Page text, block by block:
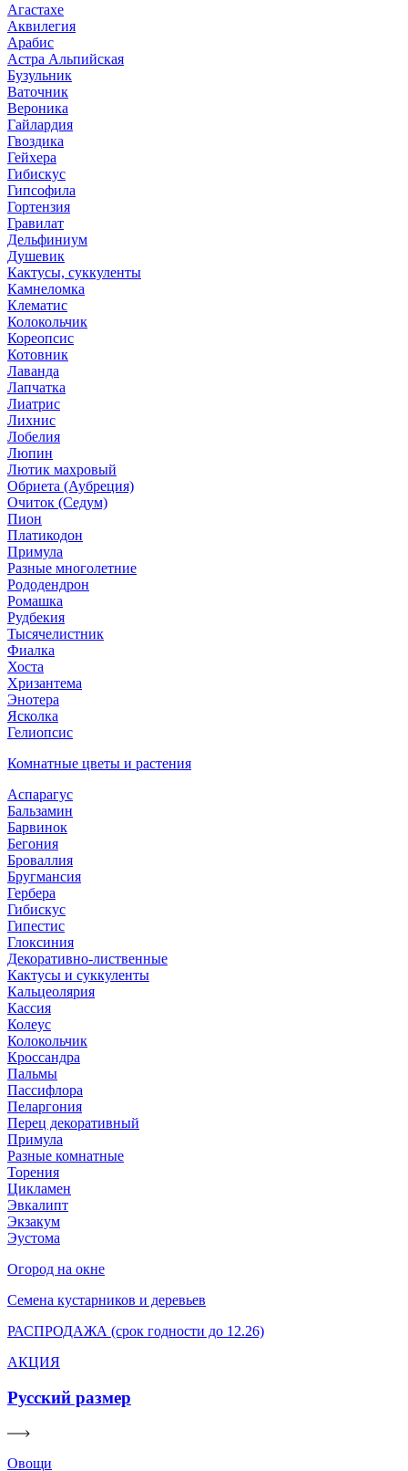
Агастахе
Аквилегия
Арабис
Астра Альпийская
Бузульник
Ваточник
Вероника
Гайлардия
Гвоздика
Гейхера
Гибискус
Гипсофила
Гортензия
Гравилат
Дельфиниум
Душевик
Кактусы, суккуленты
Камнеломка
Клематис
Колокольчик
Кореопсис
Котовник
Лаванда
Лапчатка
Лиатрис
Лихнис
Лобелия
Люпин
Лютик махровый
Обриета (Аубреция)
Очиток (Седум)
Пион
Платикодон
Примула
Разные многолетние
Рододендрон
Ромашка
Рудбекия
Тысячелистник
Фиалка
Хоста
Хризантема
Энотера
Ясколка
Гелиопсис
Комнатные цветы и растения
Аспарагус
Бальзамин
Барвинок
Бегония
Броваллия
Бругмансия
Гербера
Гибискус
Гипестис
Глоксиния
Декоративно-лиственные
Кактусы и суккуленты
Кальцеолярия
Кассия
Колеус
Колокольчик
Кроссандра
Пальмы
Пассифлора
Пеларгония
Перец декоративный
Примула
Разные комнатные
Торения
Цикламен
Эвкалипт
Экзакум
Эустома
Огород на окне
Семена кустарников и деревьев
РАСПРОДАЖА (срок годности до 12.26)
АКЦИЯ
Русский размер
Овощи